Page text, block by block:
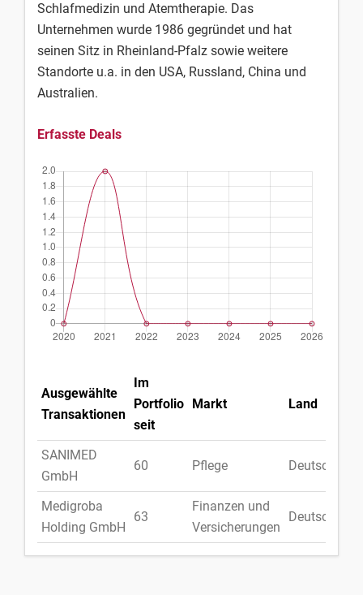
Schlafmedizin und Atemtherapie. Das
Unternehmen wurde 1986 gegründet und hat
seinen Sitz in Rheinland-Pfalz sowie weitere
Standorte u.a. in den USA, Russland, China und
Australien.
Erfasste Deals
Ausgewählte
Transaktionen
Im
Portfolio
seit
Markt Land
SANIMED
GmbH
60 Pflege Deutschland
Medigroba
Holding GmbH
63
Finanzen und
Versicherungen
Deutschland